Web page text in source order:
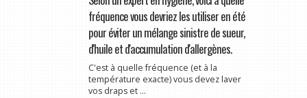
fréquence vous devriez les utiliser en été
pour éviter un mélange sinistre de sueur,
d'huile et d'accumulation d'allergènes.
C'est à quelle fréquence (et à la
température exacte) vous devez laver
vos draps et ...